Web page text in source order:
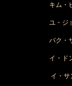
キム・
ユ・ジ
パク・
イ・ド
イ・サ